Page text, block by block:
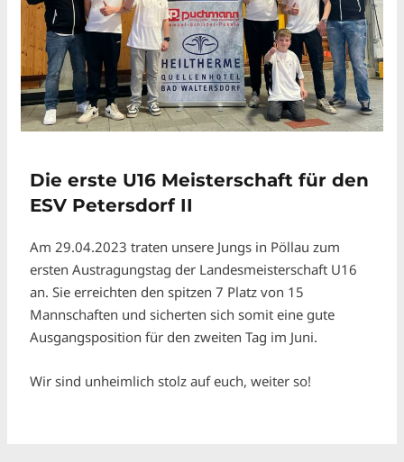
Die erste U16 Meisterschaft für den
ESV Petersdorf II
Am 29.04.2023 traten unsere Jungs in Pöllau zum
ersten Austragungstag der Landesmeisterschaft U16
an. Sie erreichten den spitzen 7 Platz von 15
Mannschaften und sicherten sich somit eine gute
Ausgangsposition für den zweiten Tag im Juni.
Wir sind unheimlich stolz auf euch, weiter so!